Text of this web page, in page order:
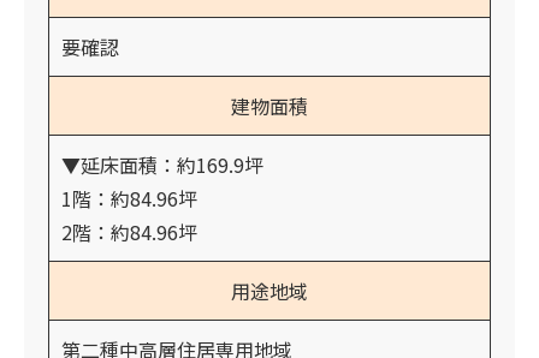
要確認
建物面積
▼延床面積：約169.9坪
1階：約84.96坪
2階：約84.96坪
用途地域
第二種中高層住居専用地域